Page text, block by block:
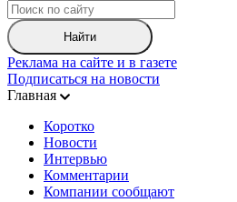
Найти
Реклама на сайте и в газете
Подписаться на новости
Главная
Коротко
Новости
Интервью
Комментарии
Компании сообщают